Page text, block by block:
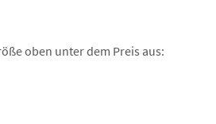
oben unter dem Preis aus: